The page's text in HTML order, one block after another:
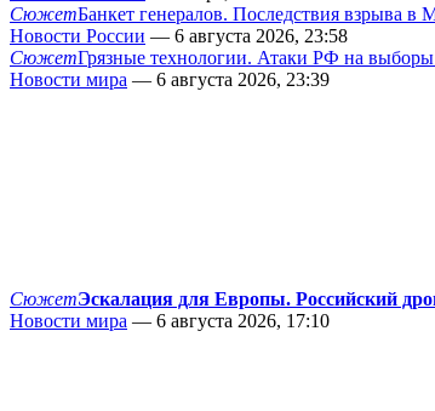
СюжетБанкет генералов. Последствия взрыва в
Новости России — 6 августа 2026, 23:58
СюжетГрязные технологии. Атаки РФ на
Новости мира — 6 августа 2026, 23:39
СюжетЭскалация для Европы. Российский
Новости мира — 6 августа 2026, 17:10